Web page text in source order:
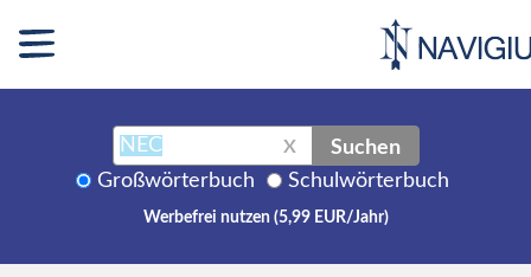
X Suchen
Großwörterbuch Schulwörterbuch
Werbefrei nutzen (5,99 EUR/Jahr)